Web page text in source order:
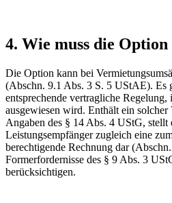
4. Wie muss die Option
Die Option kann bei
(Abschn. 9.1 Abs. 3 S. 5 UStAE). Es
entsprechende vertragliche
ausgewiesen wird. Enthält ein solcher
Angaben des § 14 Abs. 4 UStG, stellt
Leistungsempfänger zugleich eine
berechtigende Rechnung dar
Formerfordernisse des § 9 Abs. 3
berücksichtigen.